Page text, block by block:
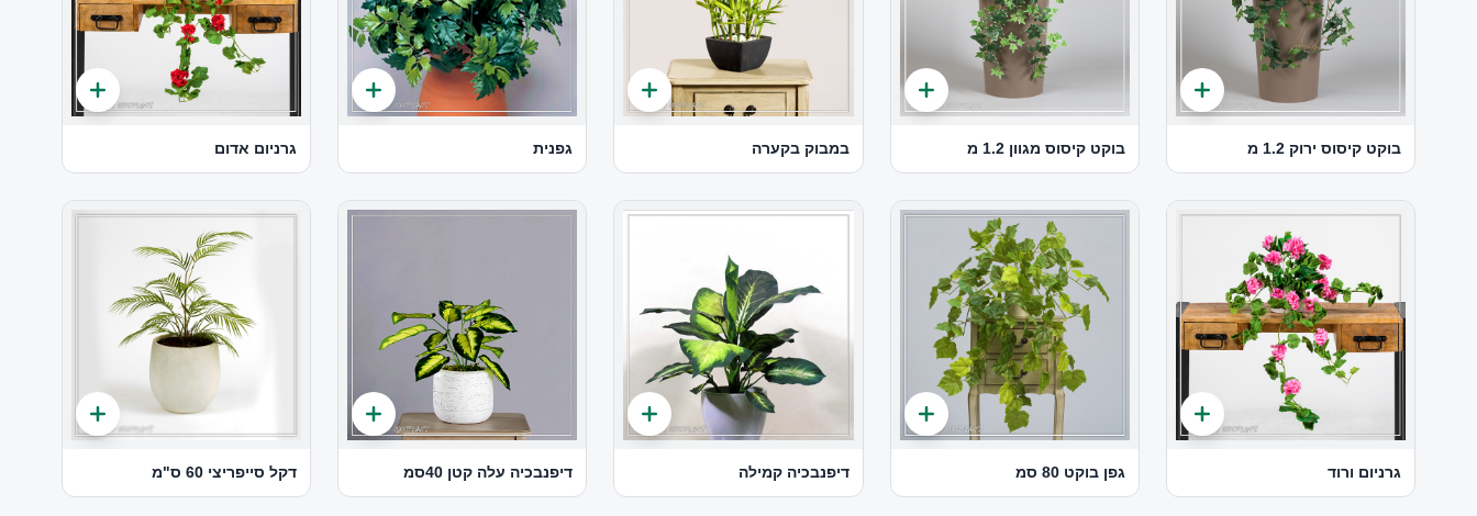
בוקט קיסוס ירוק 1.2 מ בוקט קיסוס מגוון 1.2 מ במבוק בקערה גפנית גרניום אדום
גרניום ורוד גפן בוקט 80 סמ דיפנבכיה קמילה דיפנבכיה עלה קטן 40סמ דקל סייפריצי 60 ס"מ